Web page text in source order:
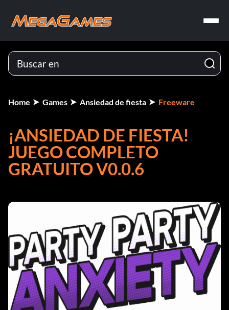
Home Games Ansiedad de fiesta Freeware
¡ANSIEDAD DE FIESTA!
JUEGO COMPLETO
GRATUITO V0.0.6